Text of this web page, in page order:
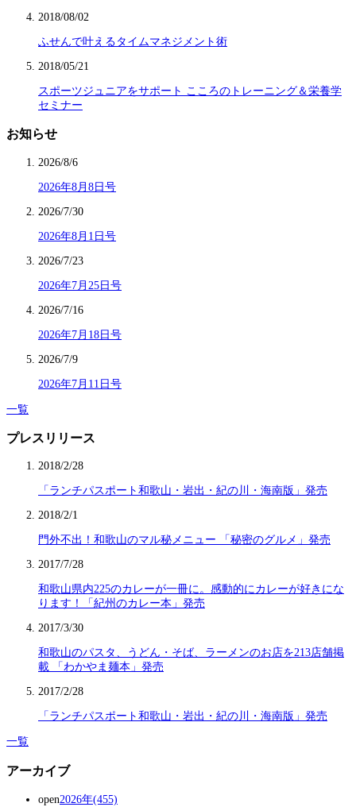
2018/08/02
ふせんで叶えるタイムマネジメント術
2018/05/21
スポーツジュニアをサポート こころのトレーニング＆栄養学
セミナー
お知らせ
2026/8/6
2026年8月8日号
2026/7/30
2026年8月1日号
2026/7/23
2026年7月25日号
2026/7/16
2026年7月18日号
2026/7/9
2026年7月11日号
一覧
プレスリリース
2018/2/28
「ランチパスポート和歌山・岩出・紀の川・海南版」発売
2018/2/1
門外不出！和歌山のマル秘メニュー 「秘密のグルメ」発売
2017/7/28
和歌山県内225のカレーが一冊に。感動的にカレーが好きにな
ります！「紀州のカレー本」発売
2017/3/30
和歌山のパスタ、うどん・そば、ラーメンのお店を213店舗掲
載 「わかやま麺本」発売
2017/2/28
「ランチパスポート和歌山・岩出・紀の川・海南版」発売
一覧
アーカイブ
open2026年(455)